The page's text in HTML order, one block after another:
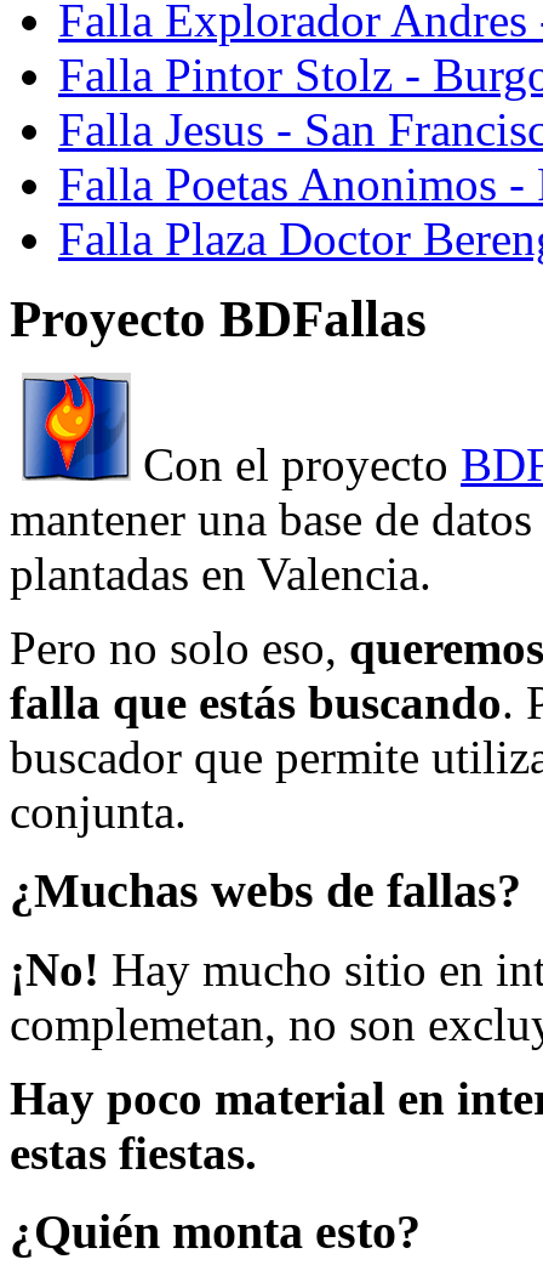
Falla Explorador Andres
Falla Pintor Stolz -
Falla Jesus - San
Falla Poetas Anonimos
Falla Plaza Doctor
Proyecto BDFallas
Con el proyecto
mantener una base de
plantadas en Valencia.
Pero no solo eso,
falla que estás buscando.
buscador que permite
conjunta.
¿Muchas webs de fallas?
¡No! Hay mucho sitio en
complemetan, no son
Hay poco material en
estas fiestas.
¿Quién monta esto?